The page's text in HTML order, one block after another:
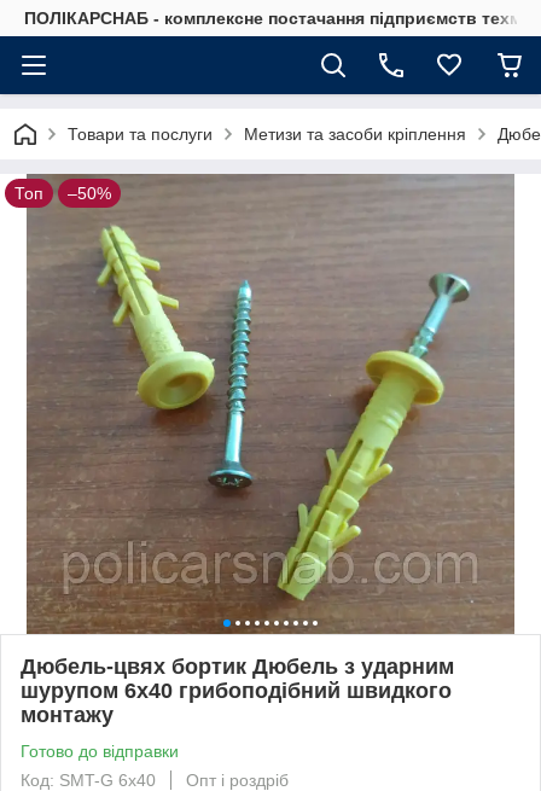
ПОЛІКАРСНАБ - комплексне постачання підприємств
Товари та послуги Метизи та засоби кріплення
Топ –50%
Дюбель-цвях бортик Дюбель з ударним
шурупом 6х40 грибоподібний швидкого
монтажу
Готово до відправки
Код: SMT-G 6х40
Опт і роздріб